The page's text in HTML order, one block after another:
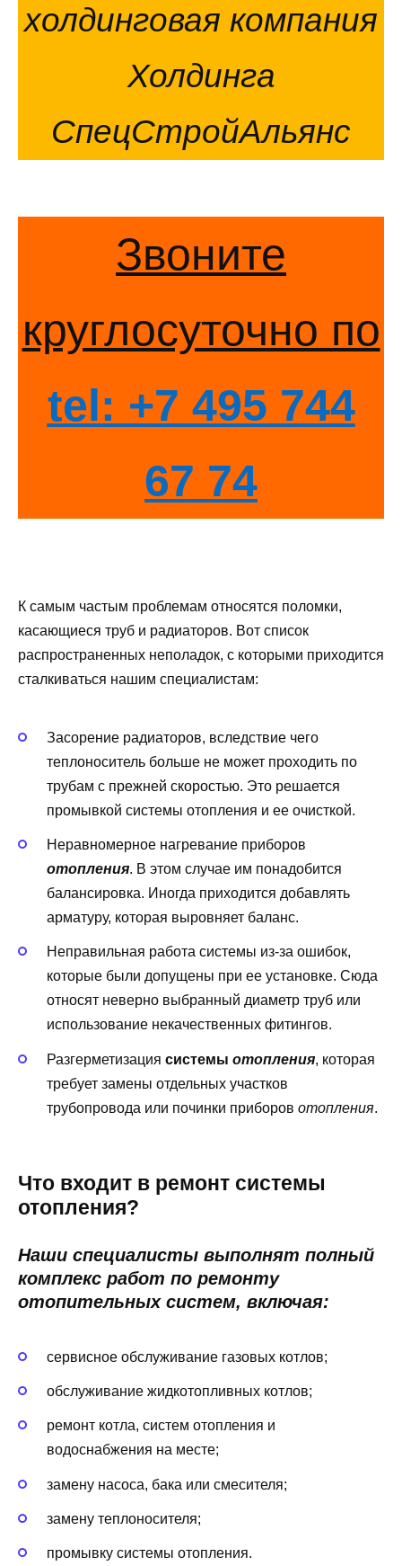
холдинговая компания
Холдинга
СпецСтройАльянс
Звоните
круглосуточно по
tel: +7 495 744
67 74
К самым частым проблемам относятся поломки,
касающиеся труб и радиаторов. Вот список
распространенных неполадок, с которыми приходится
сталкиваться нашим специалистам:
Засорение радиаторов, вследствие чего
теплоноситель больше не может проходить по
трубам с прежней скоростью. Это решается
промывкой системы отопления и ее очисткой.
Неравномерное нагревание приборов
отопления. В этом случае им понадобится
балансировка. Иногда приходится добавлять
арматуру, которая выровняет баланс.
Неправильная работа системы из-за ошибок,
которые были допущены при ее установке. Сюда
относят неверно выбранный диаметр труб или
использование некачественных фитингов.
Разгерметизация системы отопления, которая
требует замены отдельных участков
трубопровода или починки приборов отопления.
Что входит в ремонт системы
отопления?
Наши специалисты выполнят полный
комплекс работ по ремонту
отопительных систем, включая:
сервисное обслуживание газовых котлов;
обслуживание жидкотопливных котлов;
ремонт котла, систем отопления и
водоснабжения на месте;
замену насоса, бака или смесителя;
замену теплоносителя;
промывку системы отопления.